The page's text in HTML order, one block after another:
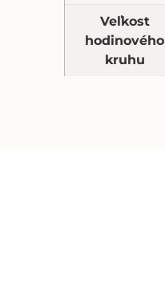
Veľkost
hodinového
kruhu